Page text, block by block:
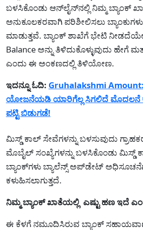
ಬಳಸಿಕೊಂಡು ಆನ್‌ಲೈನ್‌ನಲ್ಲಿ ನಿಮ್ಮ ಬ್ಯಾಂಕ್
ಅನುಕೂಲಕರವಾಗಿ ಪರಿಶೀಲಿಸಲು
ಮಾಡುತ್ತವೆ. ಬ್ಯಾಂಕ್ ಶಾಖೆಗೆ ಭೇಟಿ
Balance ಅನ್ನು ತಿಳಿದುಕೊಳ್ಳುವುದು ಹೇಗೆ
ಎಂದು ಈ ಅಂಕಣದಲ್ಲಿ ತಿಳಿಯೋಣ.
ಇದನ್ನೂ ಓದಿ: Gruhalakshmi Amount:
ಯೋಜನೆಯಡಿ ಯಾರಿಗೆಲ್ಲ ಸಿಗಲಿದೆ ಮೊದಲನೆ
ಪಟ್ಟಿ ಬಿಡುಗಡೆ!
ಮಿಸ್ಡ್ ಕಾಲ್ ಸೇವೆಗಳನ್ನು ಬಳಸುವುದು
ಮೊಬೈಲ್ ಸಂಖ್ಯೆಗಳನ್ನು ಬಳಸಿಕೊಂಡು ಮಿಸ್ಡ್
ಬ್ಯಾಂಕ್‌ಗಳು ಬ್ಯಾಲೆನ್ಸ್ ಅಪ್‌ಡೇಟ್
ಕಳುಹಿಸಲಾಗುತ್ತದೆ.
ನಿಮ್ಮ ಬ್ಯಾಂಕ್ ಖಾತೆಯಲ್ಲಿ ಎಷ್ಟು ಹಣ ಇದೆ
ಈ ಕೆಳಗೆ ನಮೂದಿಸಿರುವ ಬ್ಯಾಂಕ್